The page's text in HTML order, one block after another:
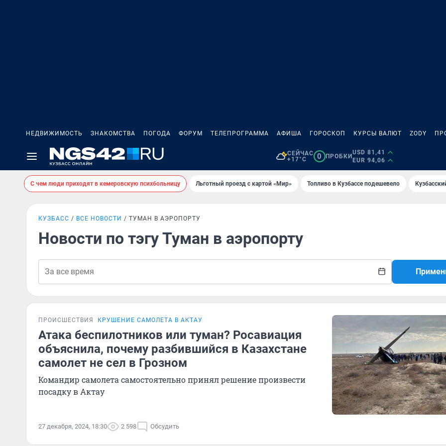
НЕДВИЖИМОСТЬ ЗНАКОМСТВА ПОГОДА ФОРУМ ТЕЛЕПРОГРАММА АФИША ГОРОСКОП КУРСЫ ВАЛЮТ ZODY
СЕЙЧАС
+17°C
0 ПРОБКИ
USD 81,41
EUR 94,06
С чем люди приходят в кемеровскую психбольницу Льготный проезд с картой «Мир» Топливо в Кузбассе подешевело
КУЗБАСС ВСЕ НОВОСТИ ТУМАН В АЭРОПОРТУ
Новости по тэгу Туман в аэропорту
ПРОИСШЕСТВИЯ КРУШЕНИЕ САМОЛЕТА В АКТАУ
Атака беспилотников или туман? Росавиация
объяснила, почему разбившийся в Казахстане
самолет не сел в Грозном
Командир самолета самостоятельно принял решение произвести
посадку в Актау
27 декабря, 2024, 18:30 2 598 Обсудить